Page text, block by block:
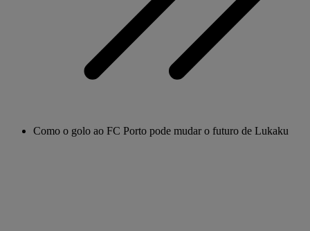
Como o golo ao FC Porto pode mudar o futuro de Lukaku